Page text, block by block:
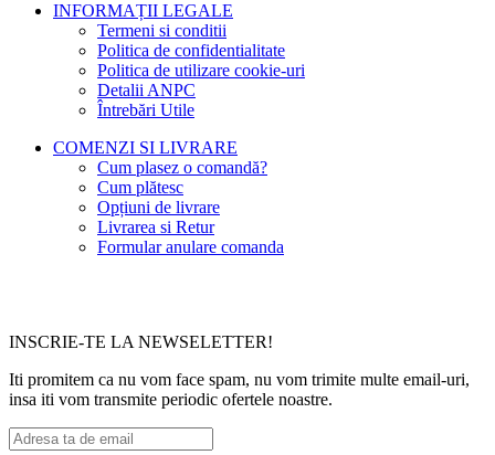
INFORMAȚII LEGALE
Termeni si conditii
Politica de confidentialitate
Politica de utilizare cookie-uri
Detalii ANPC
Întrebări Utile
COMENZI SI LIVRARE
Cum plasez o comandă?
Cum plătesc
Opțiuni de livrare
Livrarea si Retur
Formular anulare comanda
INSCRIE-TE LA NEWSELETTER!
Iti promitem ca nu vom face spam, nu vom trimite multe email-uri,
insa iti vom transmite periodic ofertele noastre.